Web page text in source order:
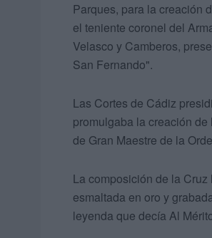
Parques, para la creación
el teniente coronel del
Velasco y Camberos,
San Fernando".
Las Cortes de Cádiz
promulgaba la creación
de Gran Maestre de la
La composición de la
esmaltada en oro y
leyenda que decía Al